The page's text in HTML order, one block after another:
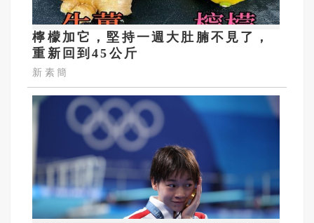
檸檬加它，堅持一週大肚腩不見了，
重新回到45公斤
新素簡